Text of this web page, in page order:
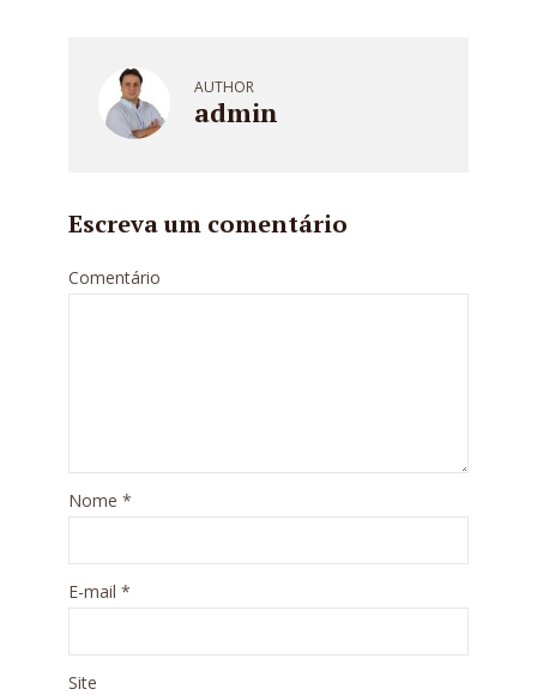
AUTHOR
admin
Escreva um comentário
Comentário
Nome *
E-mail *
Site